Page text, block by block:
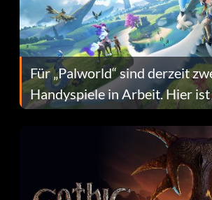
Für „Palworld“ sind derzeit
Handyspiele in Arbeit. Hier
dafür.